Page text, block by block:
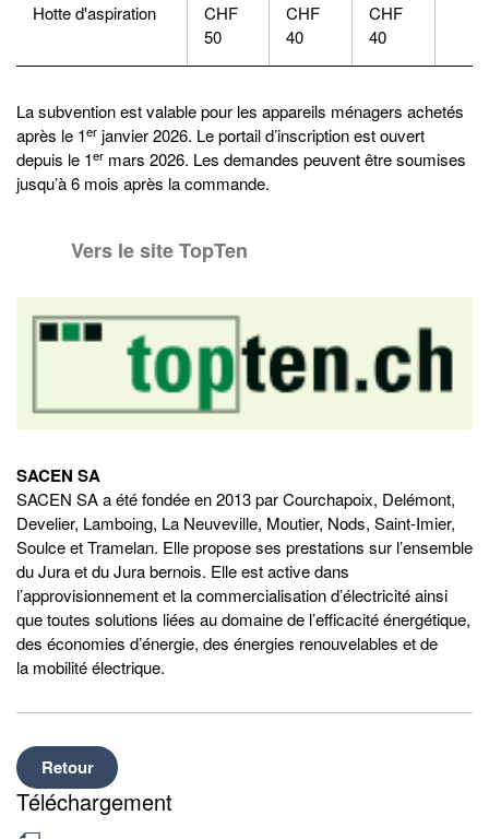
Hotte d'aspiration
CHF
50
CHF
40
CHF
40
La subvention est valable pour les appareils ménagers achetés
après le 1er janvier 2026. Le portail d’inscription est ouvert
depuis le 1er mars 2026. Les demandes peuvent être soumises
jusqu’à 6 mois après la commande.
Vers le site TopTen
SACEN SA
SACEN SA a été fondée en 2013 par Courchapoix, Delémont,
Develier, Lamboing, La Neuveville, Moutier, Nods, Saint-Imier,
Soulce et Tramelan. Elle propose ses prestations sur l’ensemble
du Jura et du Jura bernois. Elle est active dans
l’approvisionnement et la commercialisation d’électricité ainsi
que toutes solutions liées au domaine de l’efficacité énergétique,
des économies d’énergie, des énergies renouvelables et de
la mobilité électrique.
Retour
Téléchargement